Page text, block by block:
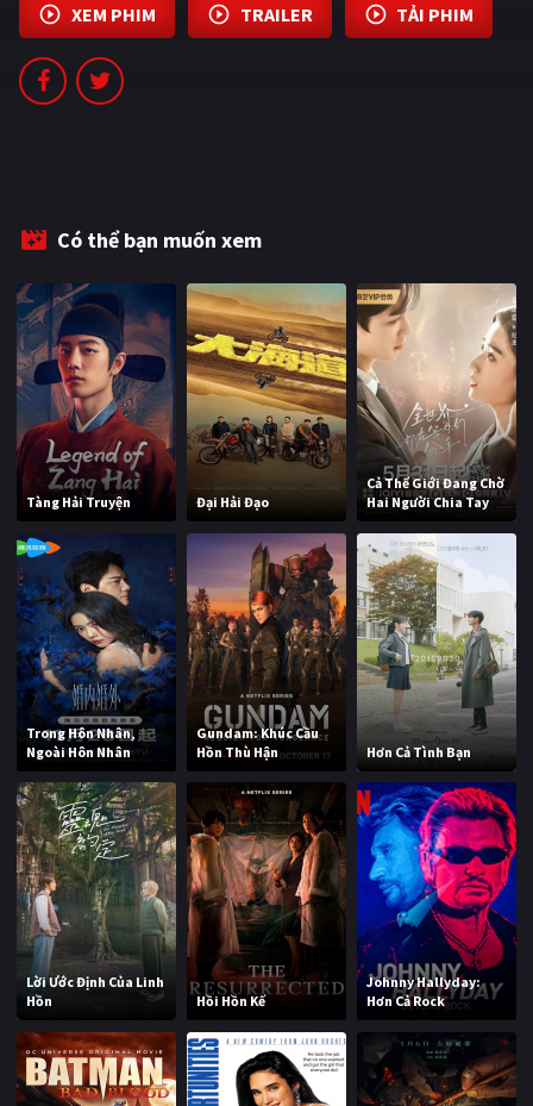
CẬP NHẬT
PHIM MỚI
PHIM CHIẾU RẠP
TUYỂN TẬP PHIM
BLOG
XEM PHIM TRAILER TẢI PHIM
Có thể bạn muốn xem
Tàng Hải Truyện Đại Hải Đạo
Cả Thế Giới Đang Chờ
Hai Người Chia Tay
Trong Hôn Nhân,
Ngoài Hôn Nhân
Gundam: Khúc Cầu
Hồn Thù Hận
Hơn Cả Tình Bạn
Lời Ước Định Của Linh
Hồn
Hồi Hồn Kế
Johnny Hallyday:
Hơn Cả Rock